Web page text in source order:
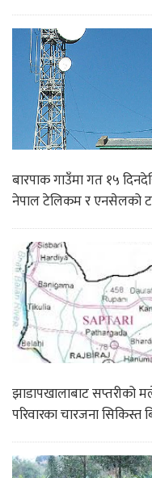
बारपाक गाउँमा गत १५
नेपाल टेलिकम र एनसेलको
झाडापखालाबाट सप्तरीको
परिवारका चारजना सिकिस्त